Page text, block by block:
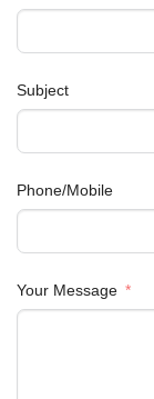
Subject
Phone/Mobile
Your Message